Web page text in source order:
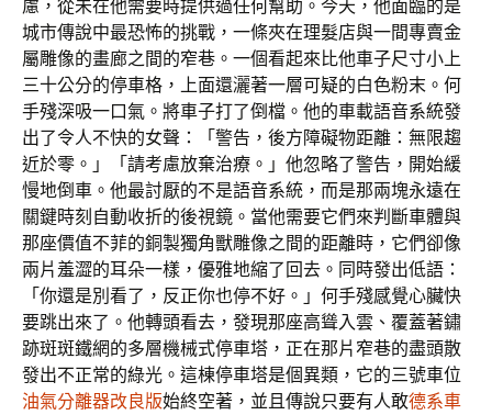
慮，從未在他需要時提供過任何幫助。今天，他面臨的是
城市傳說中最恐怖的挑戰，一條夾在理髮店與一間專賣金
屬雕像的畫廊之間的窄巷。一個看起來比他車子尺寸小上
三十公分的停車格，上面還灑著一層可疑的白色粉末。何
手殘深吸一口氣。將車子打了倒檔。他的車載語音系統發
出了令人不快的女聲：「警告，後方障礙物距離：無限趨
近於零。」「請考慮放棄治療。」他忽略了警告，開始緩
慢地倒車。他最討厭的不是語音系統，而是那兩塊永遠在
關鍵時刻自動收折的後視鏡。當他需要它們來判斷車體與
那座價值不菲的銅製獨角獸雕像之間的距離時，它們卻像
兩片羞澀的耳朵一樣，優雅地縮了回去。同時發出低語：
「你還是別看了，反正你也停不好。」何手殘感覺心臟快
要跳出來了。他轉頭看去，發現那座高聳入雲、覆蓋著鏽
跡斑斑鐵網的多層機械式停車塔，正在那片窄巷的盡頭散
發出不正常的綠光。這棟停車塔是個異類，它的三號車位
油氣分離器改良版始終空著，並且傳說只要有人敢德系車